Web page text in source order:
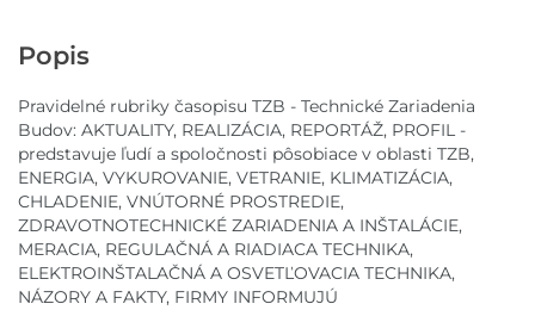
Popis
Pravidelné rubriky časopisu TZB - Technické Zariadenia
Budov: AKTUALITY, REALIZÁCIA, REPORTÁŽ, PROFIL -
predstavuje ľudí a spoločnosti pôsobiace v oblasti TZB,
ENERGIA, VYKUROVANIE, VETRANIE, KLIMATIZÁCIA,
CHLADENIE, VNÚTORNÉ PROSTREDIE,
ZDRAVOTNOTECHNICKÉ ZARIADENIA A INŠTALÁCIE,
MERACIA, REGULAČNÁ A RIADIACA TECHNIKA,
ELEKTROINŠTALAČNÁ A OSVETĽOVACIA TECHNIKA,
NÁZORY A FAKTY, FIRMY INFORMUJÚ